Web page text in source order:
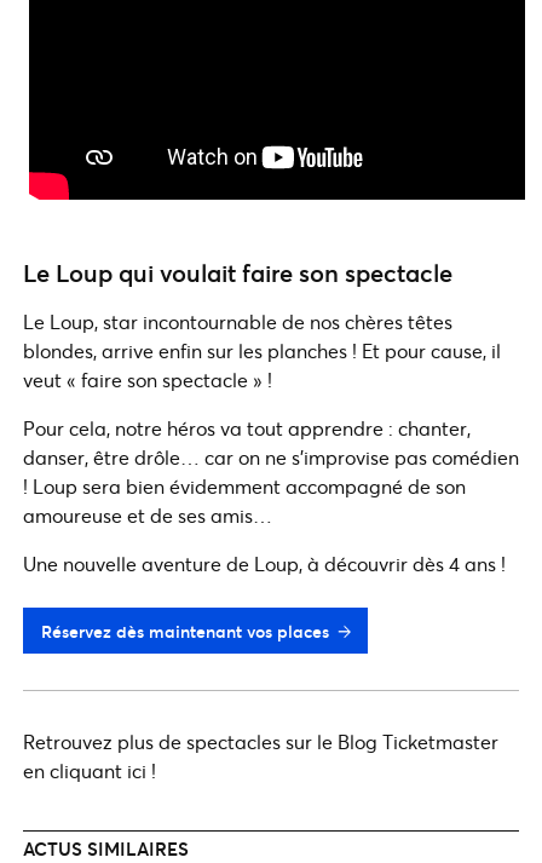
Le Loup qui voulait faire son spectacle
Le Loup, star incontournable de nos chères têtes
blondes, arrive enfin sur les planches ! Et pour cause, il
veut « faire son spectacle » !
Pour cela, notre héros va tout apprendre : chanter,
danser, être drôle… car on ne s’improvise pas comédien
! Loup sera bien évidemment accompagné de son
amoureuse et de ses amis…
Une nouvelle aventure de Loup, à découvrir dès 4 ans !
Réservez dès maintenant vos places
Retrouvez plus de spectacles sur le Blog Ticketmaster
en cliquant ici !
ACTUS SIMILAIRES